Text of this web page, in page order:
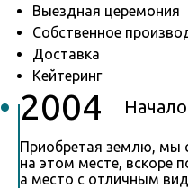
Выездная церемония
Собственное
Доставка
Кейтеринг
2004 Начало
Приобретая землю, мы
на этом месте, вскоре
а место с отличным